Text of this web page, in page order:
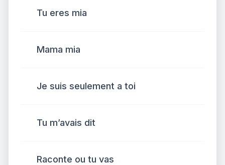
Tu eres mia
Mama mia
Je suis seulement a toi
Tu m’avais dit
Raconte ou tu vas